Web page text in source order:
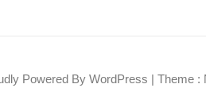
Powered By WordPress | Theme :